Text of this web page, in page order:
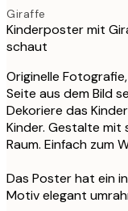
Giraffe
Kinderposter mit
schaut
Originelle
Seite aus dem Bild
Dekoriere das
Kinder. Gestalte
Raum. Einfach zum
Das Poster hat ein
Motiv elegant